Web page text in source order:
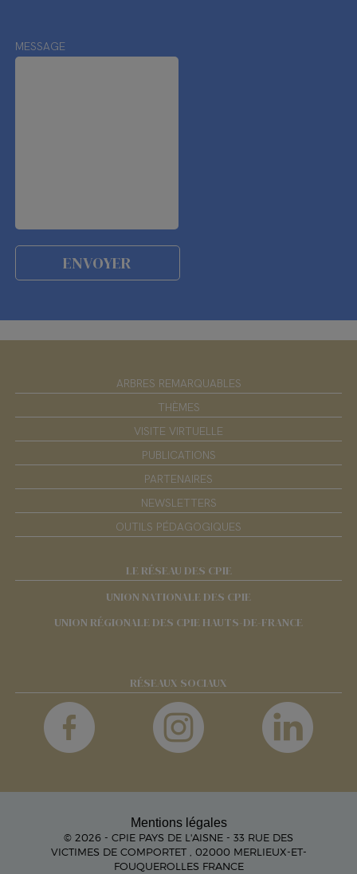
MESSAGE
ARBRES REMARQUABLES
THÈMES
VISITE VIRTUELLE
PUBLICATIONS
PARTENAIRES
NEWSLETTERS
OUTILS PÉDAGOGIQUES
LE RÉSEAU DES CPIE
UNION NATIONALE DES CPIE
UNION RÉGIONALE DES CPIE HAUTS-DE-FRANCE
RÉSEAUX SOCIAUX
Mentions légales
© 2026 - CPIE PAYS DE L'AISNE - 33 RUE DES
VICTIMES DE COMPORTET , 02000 MERLIEUX-ET-
FOUQUEROLLES FRANCE